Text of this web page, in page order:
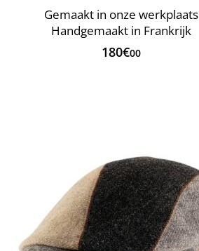
Gemaakt in onze werkplaats
Handgemaakt in Frankrijk
180€00